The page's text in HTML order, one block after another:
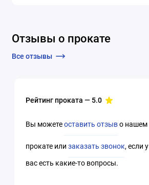
Отзывы о прокате
Все отзывы
Рейтинг проката — 5.0
Вы можетеоставить отзыво нашем
прокате илизаказать звонок, если у
вас есть какие-то вопросы.